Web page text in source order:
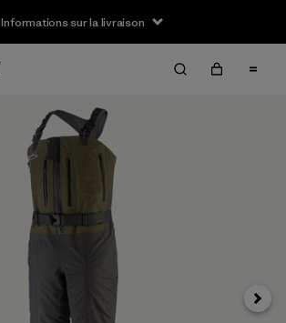
Informations sur la livraison